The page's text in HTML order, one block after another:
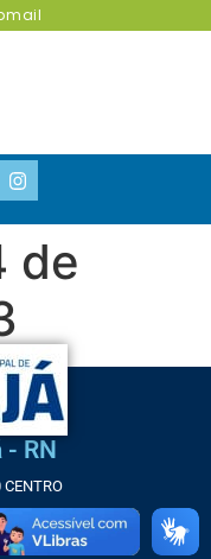
de
RN